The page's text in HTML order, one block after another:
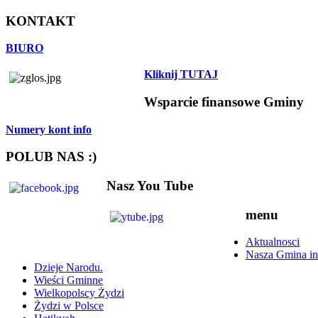
KONTAKT
BIURO
Kliknij TUTAJ
Wsparcie finansowe Gminy
Numery kont info
POLUB NAS :)
Nasz You Tube
menu
Aktualnosci
Nasza Gmina
Dzieje Narodu.
Wieści Gminne
Wielkopolscy Żydzi
Żydzi w Polsce